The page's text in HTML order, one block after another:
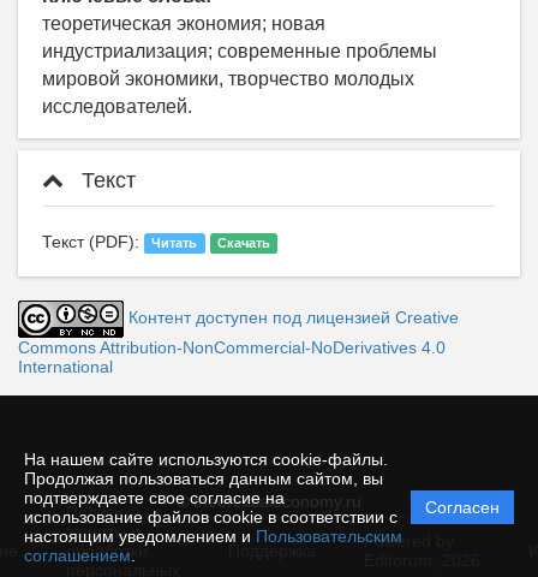
На нашем сайте используются cookie-файлы.
Продолжая пользоваться данным сайтом, вы
подтверждаете свое согласие на
использование файлов cookie в соответствии с
настоящим уведомлением и Пользовательским
соглашением
Согласен
теоретическая экономия; новая
индустриализация; современные проблемы
мировой экономики, творчество молодых
исследователей.
Текст
Текст (PDF): Читать Скачать
Контент доступен под лицензией Creative
Commons Attribution-NonCommercial-NoDerivatives 4.0
International
© theoreticaleconomy.ru
Политика
защиты и
обработки
Powered by